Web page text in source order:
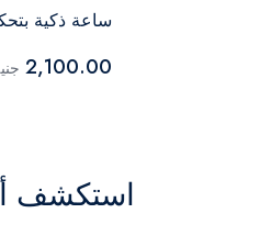
ساعة ذكية
2,100.00
استكشف